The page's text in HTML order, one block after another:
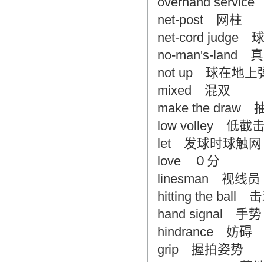
net-post 网柱
net-cord judge
no-man's-land
not up 球在地上
mixed 混双
make the draw
low volley 低截
let 发球时球触网
love ０分
linesman 视线
hitting the ball
hand signal 手势
hindrance 妨碍
grip 握拍姿势